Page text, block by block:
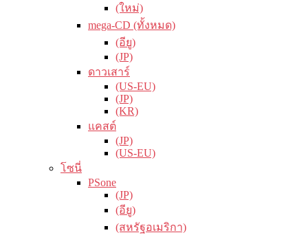
(ใหม่)
mega-CD (ทั้งหมด)
(อียู)
(JP)
ดาวเสาร์
(US-EU)
(JP)
(KR)
แคสต์
(JP)
(US-EU)
โซนี่
PSone
(JP)
(อียู)
(สหรัฐอเมริกา)